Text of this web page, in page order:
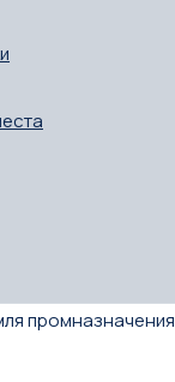
промназначения